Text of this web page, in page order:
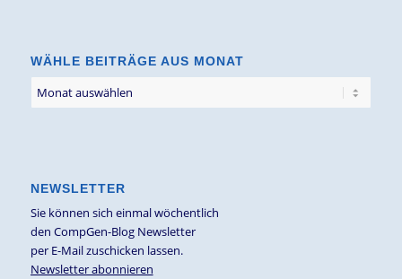
WÄHLE BEITRÄGE AUS MONAT
NEWSLETTER
Sie können sich einmal wöchentlich
den CompGen-Blog Newsletter
per E-Mail zuschicken lassen.
Newsletter abonnieren